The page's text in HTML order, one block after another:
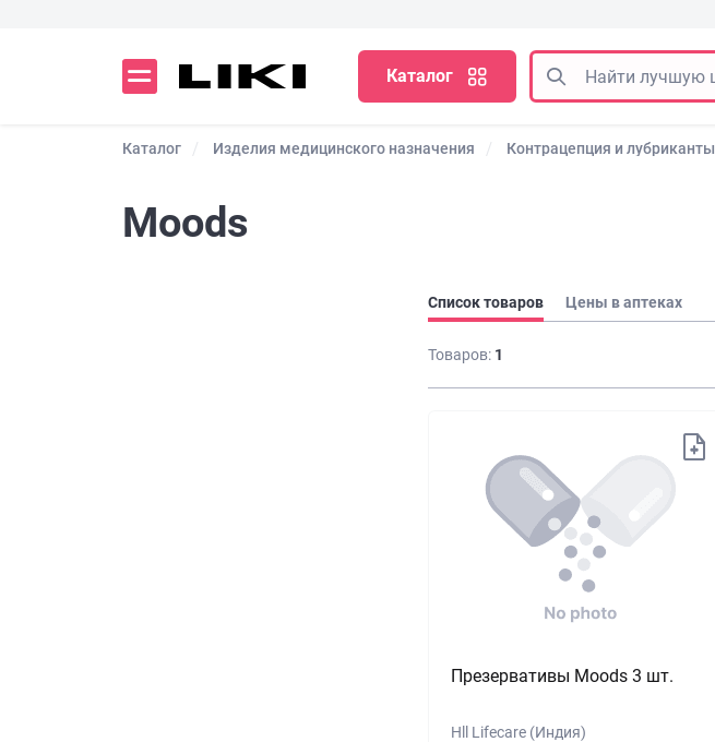
Каталог
Каталог Изделия медицинского назначения Контрацепция и лубриканты
Moods
Список товаров Цены в аптеках
Товаров: 1
Презервативы Moods 3 шт.
Hll Lifecare (Индия)